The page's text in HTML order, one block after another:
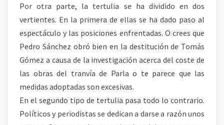
Por otra parte, la tertulia se ha dividido en dos
vertientes. En la primera de ellas se ha dado paso al
espectáculo y las posiciones enfrentadas. O crees que
Pedro Sánchez obró bien en la destitución de Tomás
Gómez a causa de la investigación acerca del coste de
las obras del tranvía de Parla o te parece que las
medidas adoptadas son excesivas.
En el segundo tipo de tertulia pasa todo lo contrario.
Políticos y periodistas se dedican a darse a razón unos